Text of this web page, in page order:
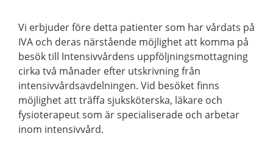
Vi erbjuder före detta patienter som har vårdats på
IVA och deras närstående möjlighet att komma på
besök till Intensivvårdens uppföljningsmottagning
cirka två månader efter utskrivning från
intensivvårdsavdelningen. Vid besöket finns
möjlighet att träffa sjuksköterska, läkare och
fysioterapeut som är specialiserade och arbetar
inom intensivvård.